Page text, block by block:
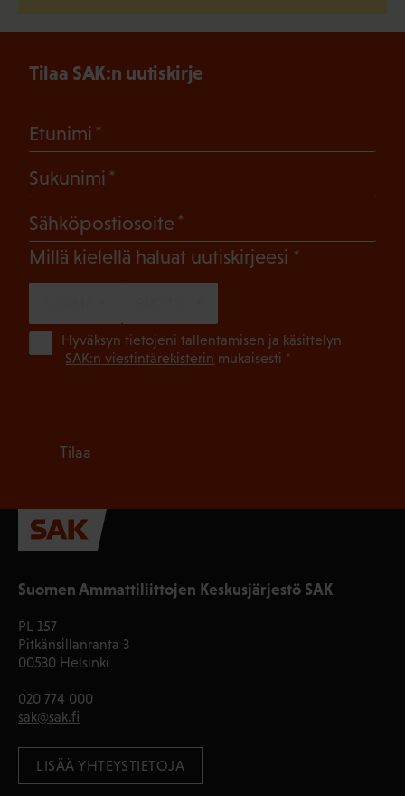
Suomen Ammattiliittojen Keskusjärjestö SAK
PL 157
Pitkänsillanranta 3
00530 Helsinki
020 774 000
sak@sak.fi
LISÄÄ YHTEYSTIETOJA
Tilaa SAK:n uutiskirje
Etunimi
Sukunimi
Sähköpostiosoite
Millä kielellä haluat uutiskirjeesi (Pakollinen)
Hyväksyn tietojeni tallentamisen ja käsittelyn
SAK:n viestintärekisterin mukaisesti *
Tilaa